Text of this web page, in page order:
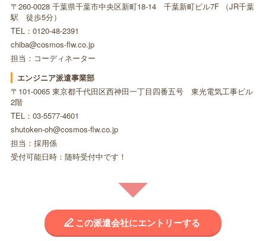
〒260-0028 千葉県千葉市中央区新町18-14 千葉新町ビル7F （JR千葉
駅 徒歩5分）
TEL：0120-48-2391
chiba@cosmos-flw.co.jp
担当：コーディネーター
エンジニア派遣事業部
〒101-0065 東京都千代田区西神田一丁目四番五号 東光電気工事ビル
2階
TEL：03-5577-4601
shutoken-oh@cosmos-flw.co.jp
担当：採用係
受付可能日時：随時受付中です！
この派遣会社にエントリーする